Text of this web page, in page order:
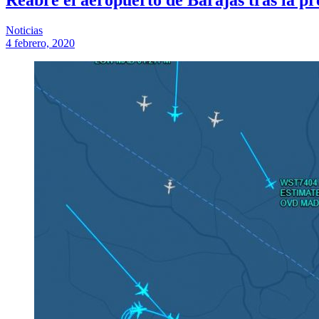
Noticias
4 febrero, 2020